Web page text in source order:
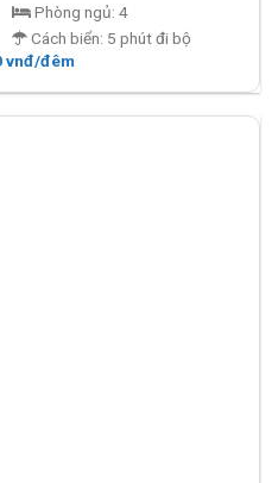
Phòng ngủ: 4
Cách biển: 5 phút đi bộ
vnđ/đêmGiá
tại
2.400.000 vnđ/